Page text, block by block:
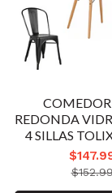
REDONDA
4 SILLAS